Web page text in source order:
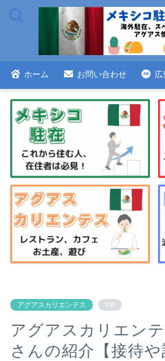
ホーム お問い合わせ
アグアスカリエンテス PR
アグアスカリエン
さんの紹介【接待や